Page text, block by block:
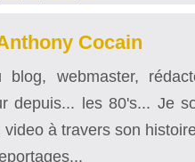
Cocain
blog, webmaster,
depuis... les 80's... Je
à travers son